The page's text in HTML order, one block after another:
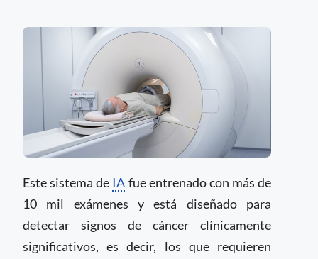
Este sistema de IA fue entrenado con más de
10 mil exámenes y está diseñado para
detectar signos de cáncer clínicamente
significativos, es decir, los que requieren